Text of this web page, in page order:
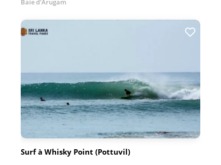
Surf à Whisky Point (Pottuvil)